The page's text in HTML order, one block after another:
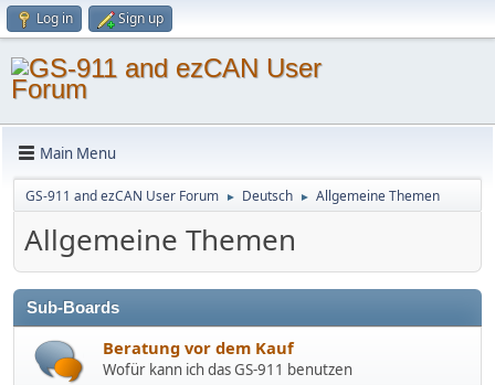
Log in Sign up
Main Menu
GS-911 and ezCAN User Forum ► Deutsch ► Allgemeine Themen
Allgemeine Themen
Sub-Boards
Beratung vor dem Kauf
Wofür kann ich das GS-911 benutzen